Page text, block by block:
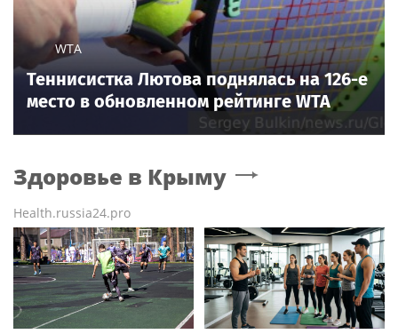
WTA
Теннисистка Лютова поднялась на 126-е
место в обновленном рейтинге WTA
Здоровье в Крыму
Health.russia24.pro